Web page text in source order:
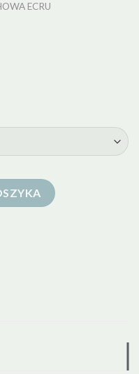
ECRU